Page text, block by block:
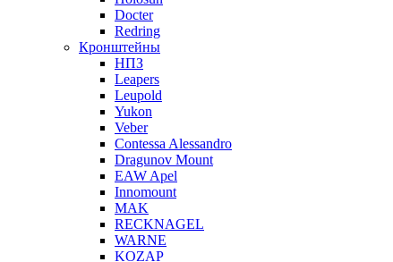
Docter
Redring
Кронштейны
НПЗ
Leapers
Leupold
Yukon
Veber
Contessa Alessandro
Dragunov Mount
EAW Apel
Innomount
MAK
RECKNAGEL
WARNE
KOZAP